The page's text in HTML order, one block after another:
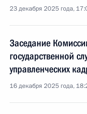
23 декабря 2025 года,
Заседание
государственной
управленческих
16 декабря 2025 года,